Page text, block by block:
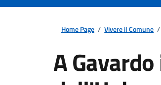
Home Page / Vivere il Comune /
A